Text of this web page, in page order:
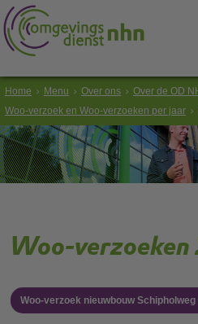
Home Menu Over ons Over de OD
Woo-verzoek en Woo-verzoeken per jaar
Woo-
Woo-verzoek nieuwbouw